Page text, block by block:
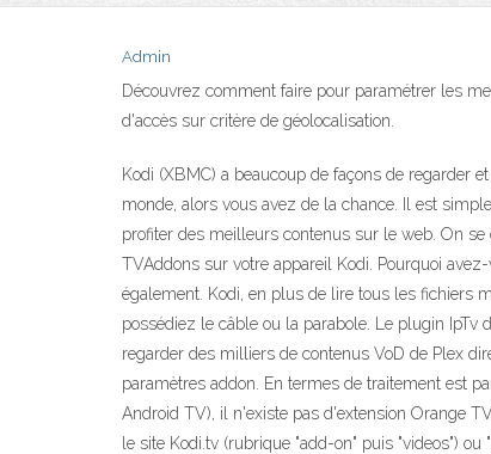
Admin
Découvrez comment faire pour paramétrer les
d'accès sur critère de géolocalisation.
Kodi (XBMC) a beaucoup de façons de regarder
monde, alors vous avez de la chance. Il est
profiter des meilleurs contenus sur le web. On
TVAddons sur votre appareil Kodi. Pourquoi
également. Kodi, en plus de lire tous les fichiers
possédiez le câble ou la parabole. Le plugin
regarder des milliers de contenus VoD de Plex
paramètres addon. En termes de traitement est
Android TV), il n'existe pas d'extension Orange
le site Kodi.tv (rubrique "add-on" puis "videos")